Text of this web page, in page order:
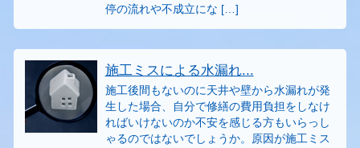
停の流れや不成立にな […]
施工ミスによる水漏れ...
施工後間もないのに天井や壁から水漏れが発
生した場合、自分で修繕の費用負担をしなけ
ればいけないのか不安を感じる方もいらっし
ゃるのではないでしょうか。原因が施工ミス